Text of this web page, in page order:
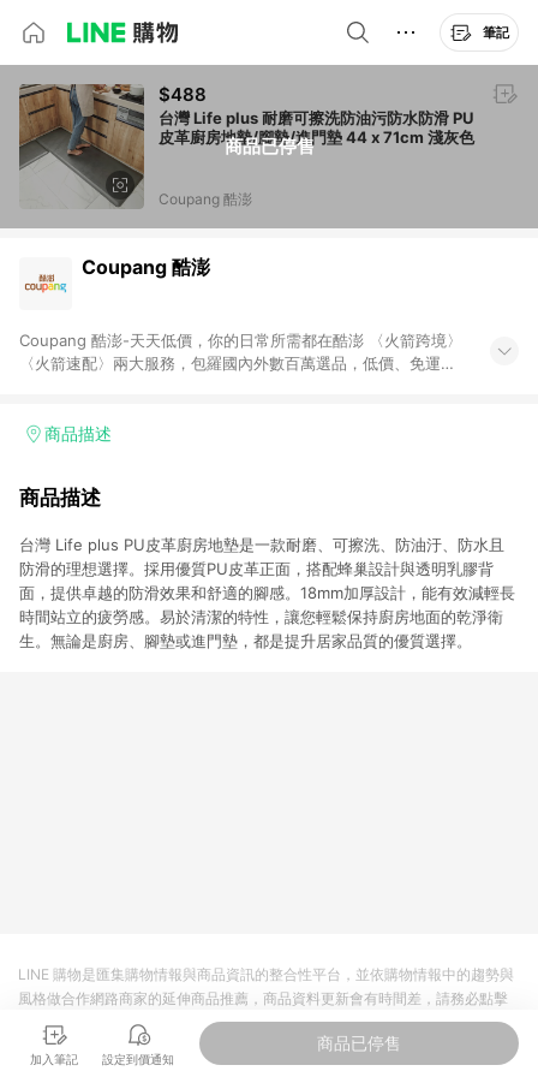
筆記
商品已停售
$488
台灣 Life plus 耐磨可擦洗防油污防水防滑 PU
皮革廚房地墊/腳墊/進門墊 44 x 71cm 淺灰色
Coupang 酷澎
Coupang 酷澎
Coupang 酷澎-天天低價，你的日常所需都在酷澎 〈火箭跨境〉
〈火箭速配〉兩大服務，包羅國內外數百萬選品，低價、免運，
加入WOW會員告別湊免運，火箭速配、火箭跨境優質選品不限金
商品描述
商品描述
台灣 Life plus PU皮革廚房地墊是一款耐磨、可擦洗、防油汙、防水且
防滑的理想選擇。採用優質PU皮革正面，搭配蜂巢設計與透明乳膠背
面，提供卓越的防滑效果和舒適的腳感。18mm加厚設計，能有效減輕長
時間站立的疲勞感。易於清潔的特性，讓您輕鬆保持廚房地面的乾淨衛
生。無論是廚房、腳墊或進門墊，都是提升居家品質的優質選擇。
加入筆記 設定到價通知
商品已停售
LINE 購物是匯集購物情報與商品資訊的整合性平台，並依購物情報中的趨勢與
風格做合作網路商家的延伸商品推薦，商品資料更新會有時間差，請務必點擊
商品至各合作網路商家，確認現售價與購物條件，一切資訊以合作廠商網頁為
準。